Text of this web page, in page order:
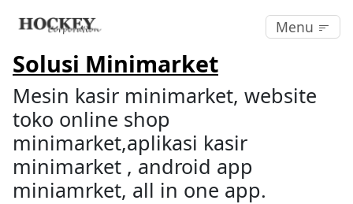
Menu
Solusi Minimarket
Mesin kasir minimarket, website
toko online shop
minimarket,aplikasi kasir
minimarket , android app
miniamrket, all in one app.